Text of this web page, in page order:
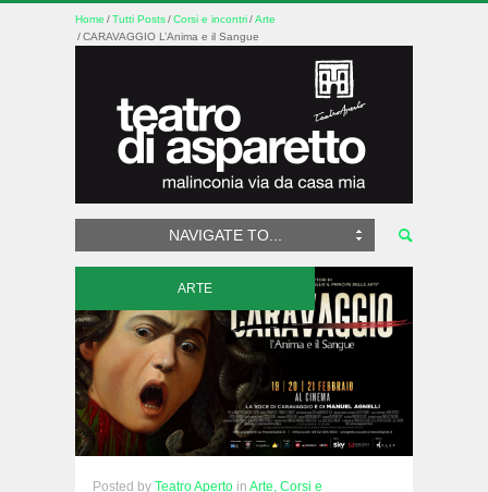
Home Tutti Posts Corsi e incontri
Arte
CARAVAGGIO L’Anima e il Sangue
NAVIGATE TO...
ARTE
Posted by Teatro Aperto in Arte, Corsi e